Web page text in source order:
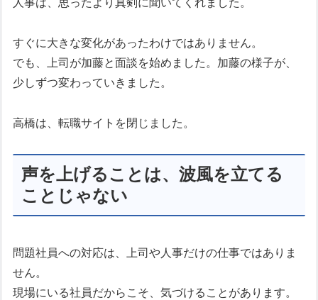
人事は、思ったより真剣に聞いてくれました。
すぐに大きな変化があったわけではありません。
でも、上司が加藤と面談を始めました。加藤の様子が、
少しずつ変わっていきました。
高橋は、転職サイトを閉じました。
声を上げることは、波風を立てる
ことじゃない
問題社員への対応は、上司や人事だけの仕事ではありま
せん。
現場にいる社員だからこそ、気づけることがあります。